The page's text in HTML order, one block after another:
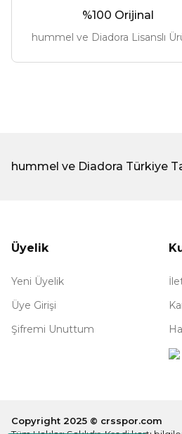
%100 Orijinal
hummel ve Diadora Lisanslı
hummel ve Diadora Türkiye
Üyelik
Yeni Üyelik
Üye Girişi
Şifremi Unuttum
Copyright 2025 © crsspor.com